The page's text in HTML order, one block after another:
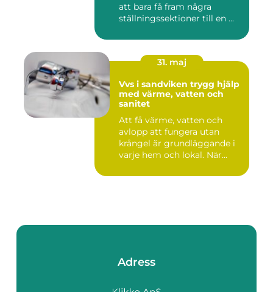
att bara få fram några
ställningssektioner till en ...
31. maj
Vvs i sandviken trygg hjälp
med värme, vatten och
sanitet
Att få värme, vatten och
avlopp att fungera utan
krångel är grundläggande i
varje hem och lokal. När...
Adress